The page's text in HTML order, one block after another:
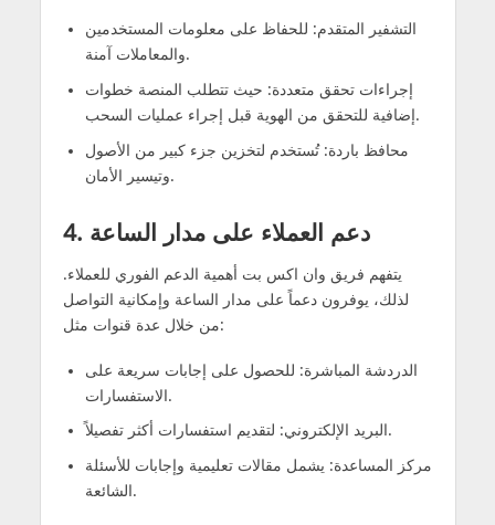
التشفير المتقدم: للحفاظ على معلومات المستخدمين
والمعاملات آمنة.
إجراءات تحقق متعددة: حيث تتطلب المنصة خطوات
إضافية للتحقق من الهوية قبل إجراء عمليات السحب.
محافظ باردة: تُستخدم لتخزين جزء كبير من الأصول
وتيسير الأمان.
4. دعم العملاء على مدار الساعة
يتفهم فريق وان اكس بت أهمية الدعم الفوري للعملاء.
لذلك، يوفرون دعماً على مدار الساعة وإمكانية التواصل
من خلال عدة قنوات مثل:
الدردشة المباشرة: للحصول على إجابات سريعة على
الاستفسارات.
البريد الإلكتروني: لتقديم استفسارات أكثر تفصيلاً.
مركز المساعدة: يشمل مقالات تعليمية وإجابات للأسئلة
الشائعة.